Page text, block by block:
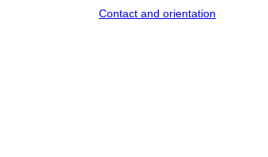
Contact and orientation